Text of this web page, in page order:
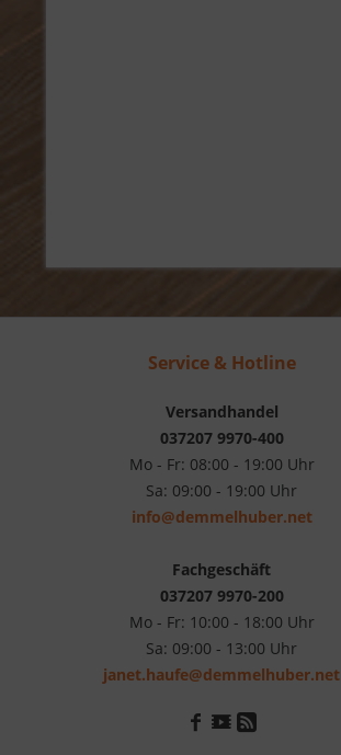
Service & Hotline
Versandhandel
037207 9970-400
Mo - Fr: 08:00 - 19:00 Uhr
Sa: 09:00 - 19:00 Uhr
info@demmelhuber.net
Fachgeschäft
037207 9970-200
Mo - Fr: 10:00 - 18:00 Uhr
Sa: 09:00 - 13:00 Uhr
janet.haufe@demmelhuber.net